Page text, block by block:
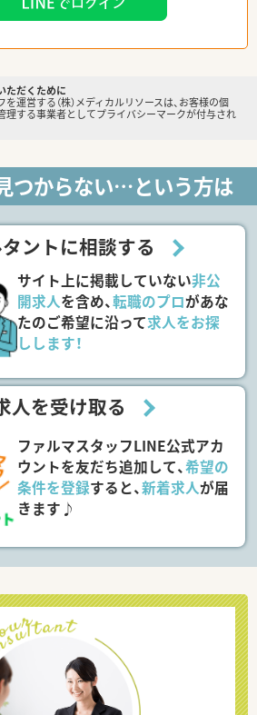
ただくために
運営する（株）メディカルリソースは、お客様の個
理する事業者としてプライバシーマークが付与され
つからない…という方は
ントに相談する
サイト上に掲載していない非公
開求人を含め、転職のプロがあな
たのご希望に沿って求人をお探
しします！
人を受け取る
ファルマスタッフLINE公式アカ
ウントを友だち追加して、希望の
条件を登録すると、新着求人が届
きます♪